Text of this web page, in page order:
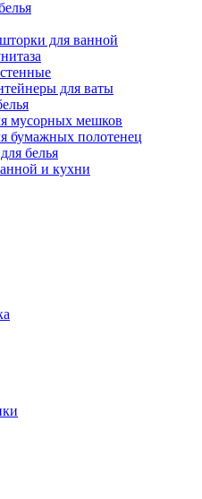
для ванной
для ваты
мусорных мешков
бумажных полотенец
белья
и кухни